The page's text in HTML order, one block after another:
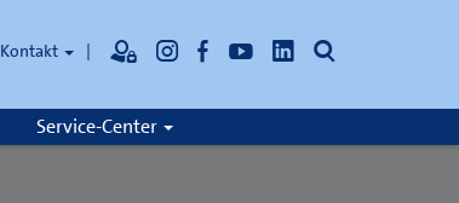
Kontakt
Service-Center